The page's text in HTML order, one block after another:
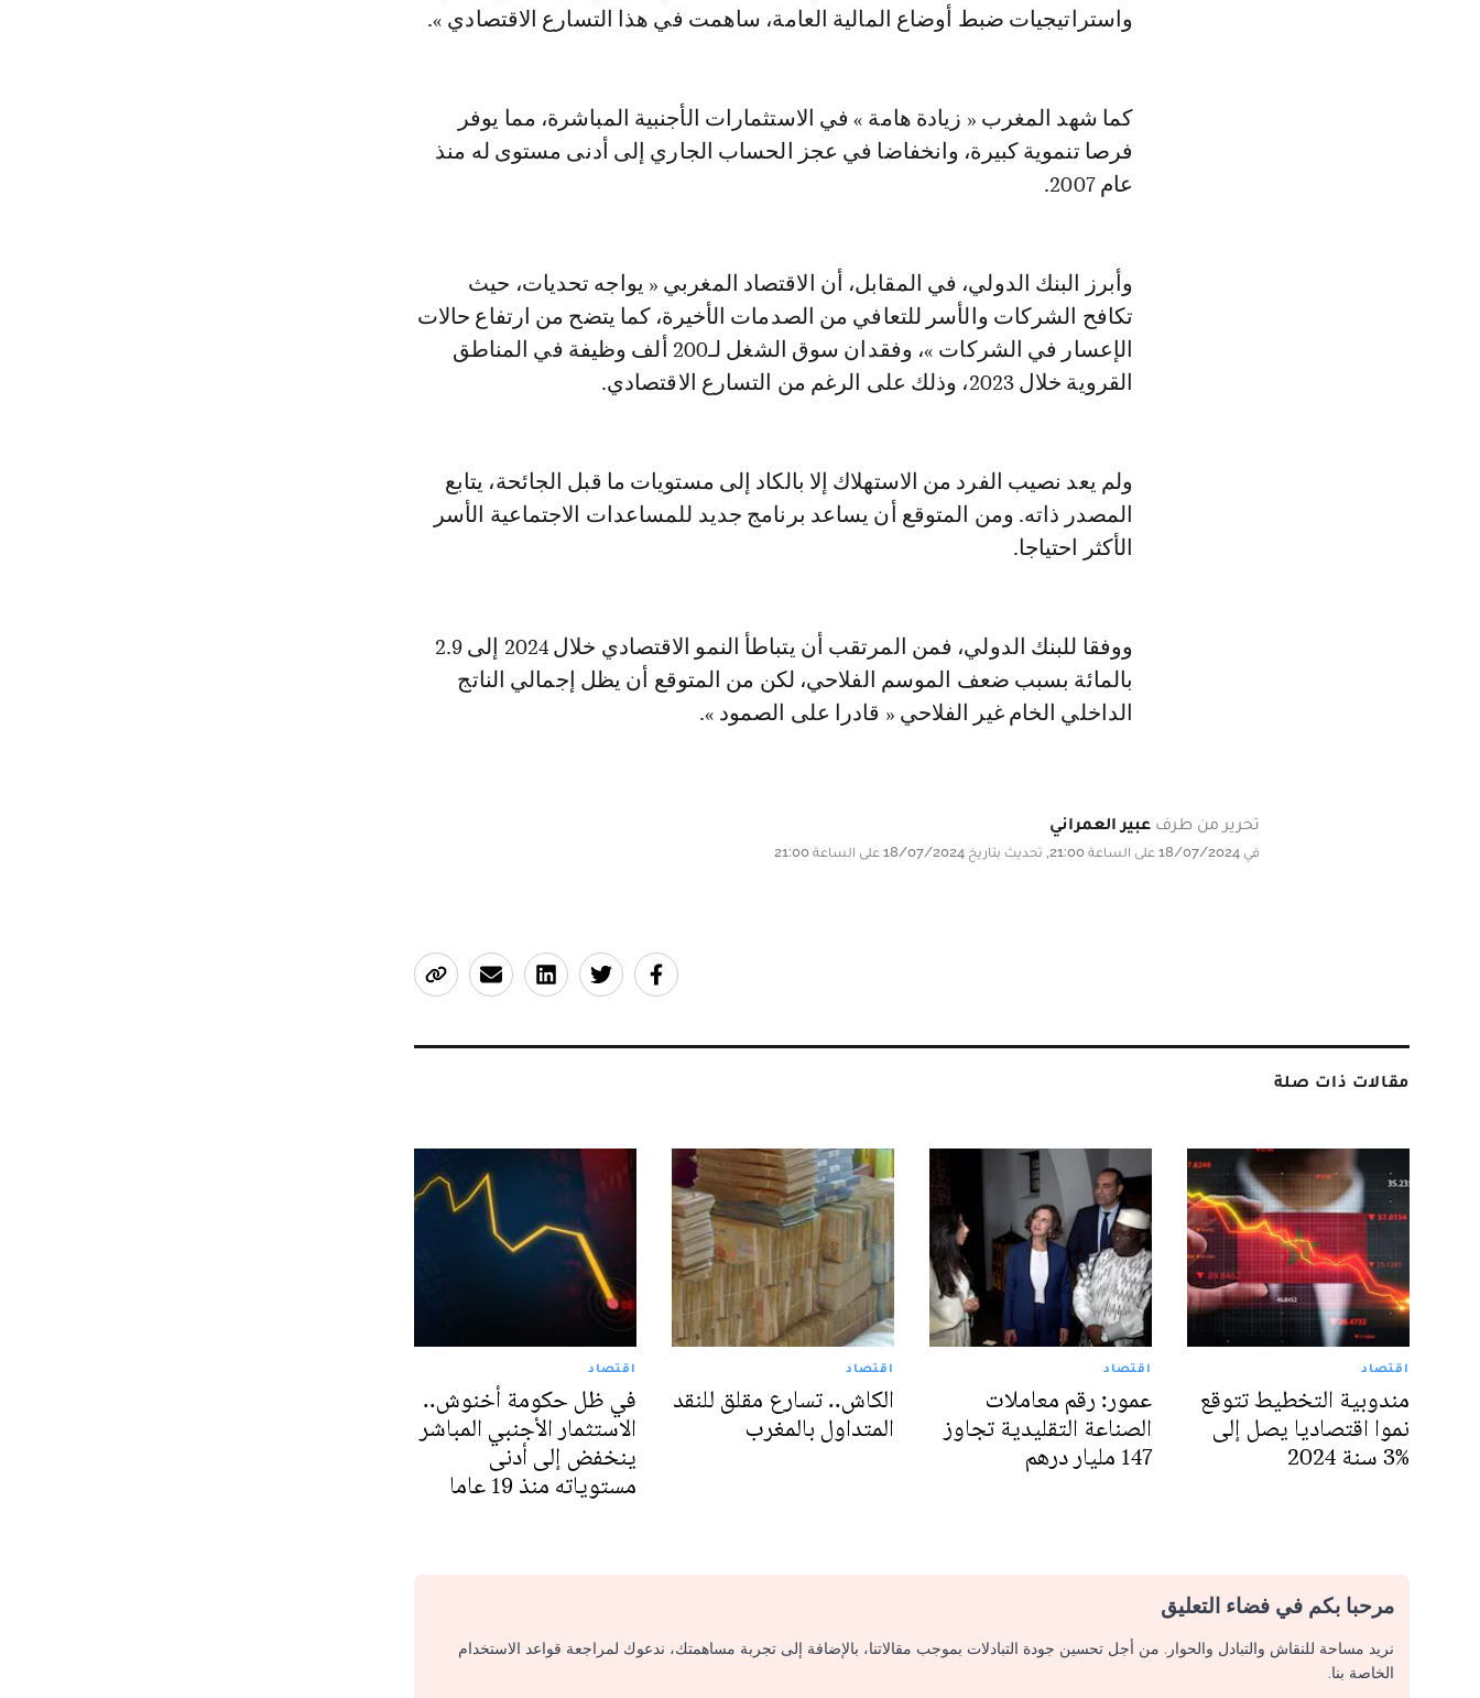
واستراتيجيات ضبط أوضاع المالية العامة، ساهمت في هذا التسارع الاقتصادي ».
كما شهد المغرب « زيادة هامة » في الاستثمارات الأجنبية المباشرة، مما يوفر
فرصا تنموية كبيرة، وانخفاضا في عجز الحساب الجاري إلى أدنى مستوى له منذ
عام 2007.
وأبرز البنك الدولي، في المقابل، أن الاقتصاد المغربي « يواجه تحديات، حيث
تكافح الشركات والأسر للتعافي من الصدمات الأخيرة، كما يتضح من ارتفاع حالات
الإعسار في الشركات »، وفقدان سوق الشغل لـ200 ألف وظيفة في المناطق
القروية خلال 2023، وذلك على الرغم من التسارع الاقتصادي.
ولم يعد نصيب الفرد من الاستهلاك إلا بالكاد إلى مستويات ما قبل الجائحة، يتابع
المصدر ذاته. ومن المتوقع أن يساعد برنامج جديد للمساعدات الاجتماعية الأسر
الأكثر احتياجا.
ووفقا للبنك الدولي، فمن المرتقب أن يتباطأ النمو الاقتصادي خلال 2024 إلى 2.9
بالمائة بسبب ضعف الموسم الفلاحي، لكن من المتوقع أن يظل إجمالي الناتج
الداخلي الخام غير الفلاحي « قادرا على الصمود ».
تحرير من طرف عبير العمراني
في 18/07/2024 على الساعة 21:00, تحديث بتاريخ 18/07/2024 على الساعة 21:00
مقالات ذات صلة
اقتصاد
مندوبية التخطيط تتوقع
نموا اقتصاديا يصل إلى
%3 سنة 2024
اقتصاد
عمور: رقم معاملات
الصناعة التقليدية تجاوز
147 مليار درهم
اقتصاد
الكاش.. تسارع مقلق للنقد
المتداول بالمغرب
اقتصاد
في ظل حكومة أخنوش..
الاستثمار الأجنبي المباشر
ينخفض إلى أدنى
مستوياته منذ 19 عاما
مرحبا بكم في فضاء التعليق
نريد مساحة للنقاش والتبادل والحوار. من أجل تحسين جودة التبادلات بموجب مقالاتنا، بالإضافة إلى تجربة مساهمتك، ندعوك لمراجعة قواعد الاستخدام
الخاصة بنا.